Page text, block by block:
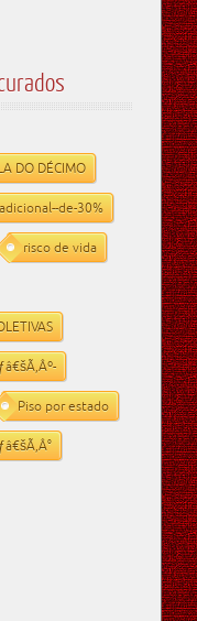
DO DÉCIMO
de-30%
risco de vida
Piso por estado